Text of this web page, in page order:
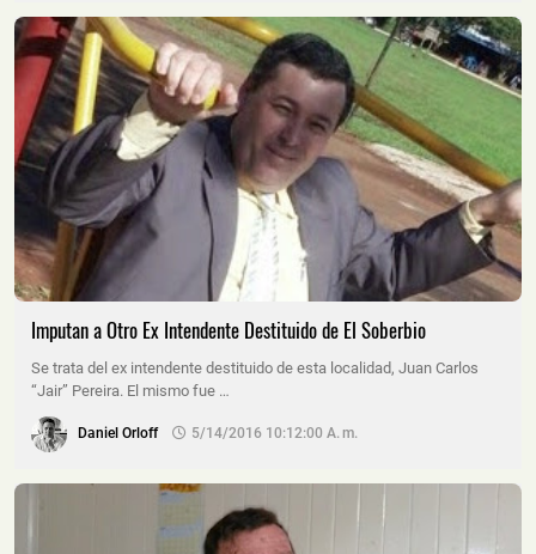
Imputan a Otro Ex Intendente Destituido de El Soberbio
Se trata del ex intendente destituido de esta localidad, Juan Carlos
“Jair” Pereira. El mismo fue …
Daniel Orloff 5/14/2016 10:12:00 A. M.